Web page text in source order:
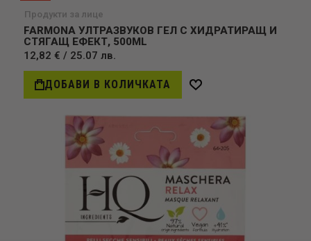
Продукти за лице
FARMONA УЛТРАЗВУКОВ ГЕЛ С ХИДРАТИРАЩ И
СТЯГАЩ ЕФЕКТ, 500ML
12,82 € / 25.07 лв.
ДОБАВИ В КОЛИЧКАТА
Добави
желани